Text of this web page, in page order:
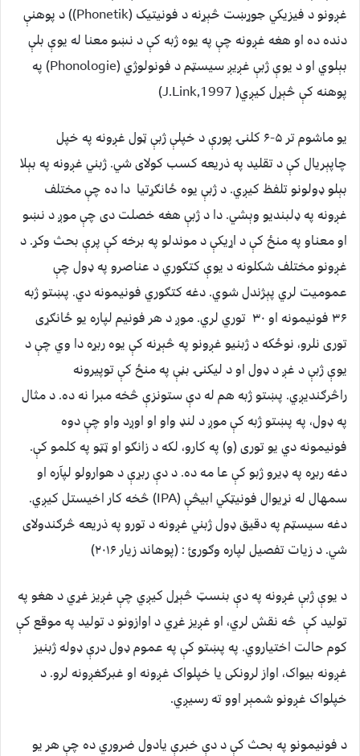
غږونو د فیزیکي جوړښت څېړنه د فونیتیک (Phonetik)) د پوهنې
دنده ده او هغه غږونه چې په یوه ژبه کې د نښو معنا له یوې بلې
بېلوي او د یوې ژبې غږیږ سیسټم د فونولوژي (Phonologie) په
پوهنه کې څېړل کیږي( J.Link,1997)
یو ماشوم تر ۵-۶ کلنۍ پورې د خپلې ژبې ټول غږونه په خپل
چاپېریال کې د تقلید په ذریعه کسب کولای شي. ژبني غږونه په بېلا
بېلو ډولونو تلفظ کیږي. د ژبې یوه ځانګړتیا دا ده چې مختلف
غږونه په ډلبندیو وېشي. دا د ژبې هغه خصلت دی چې موږ د نښو
او معناو په منځ کې د اړیکې د موندلو په برخه کې پرې بحث وکړ. د
غږونو مختلف شکلونه د یوې کتګوري د عناصرو په ډول چې
عمومیت لري پېژندل شوي. دغه کتګوري فونیمونه دي. پښتو ژبه
۳۶ فونیمونه او ۳۰ توري لري. موږ د هر فونیم لپاره یو ځانګړی
توری نلرو، نوځکه د ژبنیو غږونو په څېړنه کې یوه ربړه دا وي چې د
یوې ژبې د غږ د ډول او د لیکنۍ بڼې په منځ کې توپیرونه
راڅرګندیږي. پښتو ژبه هم له دې ستونزې څخه مبرا نه ده. د مثال
په ډول، په پښتو ژبه کې موږ د لنډ واو او اوږد واو چې دوه
فونیمونه دي یو توری (و) په کارو، لکه د زانګو او ټټو په کلمو کې.
دغه ربړه په ډيرو ژبو کې عا مه ده. د دې ربړې د هوارولو لپآره او
سمهال له نړیوال فونیټکي ابیڅې (IPA) څخه کار اخیستل کیږي.
دغه سیسټم په دقیق ډول ژبني غږونه د تورو په ذریعه څرګندولای
شي. د زیات تفصیل لپاره وګورئ : (پوهاند زیار ۲۰۱۶)
د یوې ژبې غږونه په دې بنسټ څېړل کیږي چې غږیز غړي د هغو په
تولید کې څه نقش لري، او غږیز غړي د اوازونو د تولید په موقع کې
کوم حالت اختیاروي. په پښتو کې په عموم ډول درې ډوله ژبنیز
غږونه بیواک، اواز لرونکی یا خپلواک غږونه او غبرګغږونه لرو. د
خپلواک غږونو شمېر اوو ته رسیږي.
د فونیمونو په بحث کې د دې خبرې یادول ضروري ده چې هر یو